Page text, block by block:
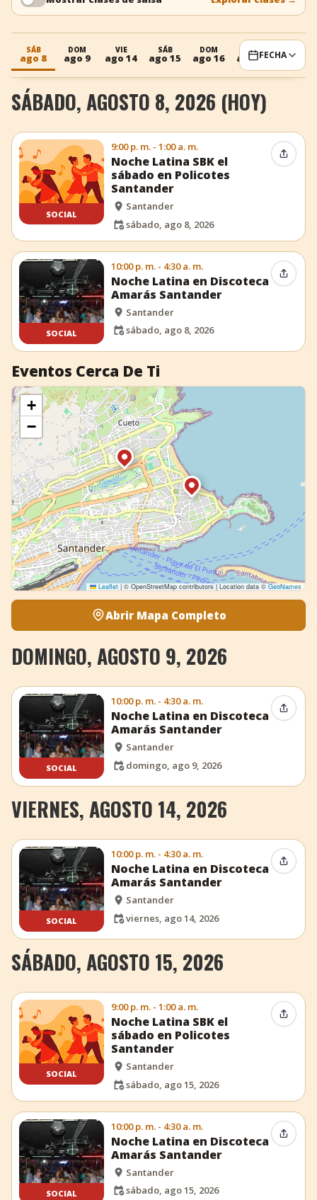
+ Añadir evento
SÁB
ago 8
DOM
ago 9
VIE
ago 14
SÁB
ago 15
DOM
ago 16
VIE
ago 21FECHA
SÁBADO, AGOSTO 8, 2026 (HOY)
SOCIAL
9:00 p. m. - 1:00 a. m.
Noche Latina SBK el
sábado en Policotes
Santander
Santander
sábado, ago 8, 2026
SOCIAL
10:00 p. m. - 4:30 a. m.
Noche Latina en Discoteca
Amarás Santander
Santander
sábado, ago 8, 2026
Eventos Cerca De Ti
+
−
Leaflet | © OpenStreetMap contributors | Location data © GeoNames
Abrir Mapa Completo
DOMINGO, AGOSTO 9, 2026
SOCIAL
10:00 p. m. - 4:30 a. m.
Noche Latina en Discoteca
Amarás Santander
Santander
domingo, ago 9, 2026
VIERNES, AGOSTO 14, 2026
SOCIAL
10:00 p. m. - 4:30 a. m.
Noche Latina en Discoteca
Amarás Santander
Santander
viernes, ago 14, 2026
SÁBADO, AGOSTO 15, 2026
SOCIAL
9:00 p. m. - 1:00 a. m.
Noche Latina SBK el
sábado en Policotes
Santander
Santander
sábado, ago 15, 2026
SOCIAL
10:00 p. m. - 4:30 a. m.
Noche Latina en Discoteca
Amarás Santander
Santander
sábado, ago 15, 2026